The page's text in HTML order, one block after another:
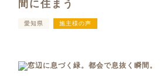
間に住まう
愛知県 施主様の声